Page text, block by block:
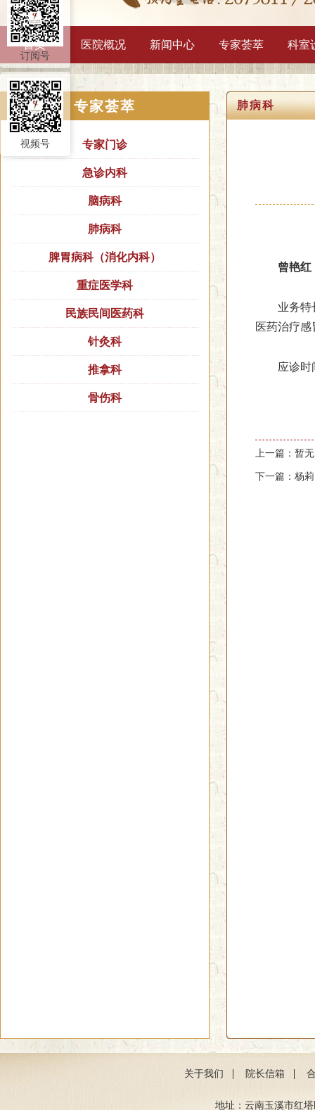
首页 医院概况 新闻中心 专家荟萃 科室
专家荟萃
专家门诊
急诊内科
脑病科
肺病科
脾胃病科（消化内科）
重症医学科
民族民间医药科
针灸科
推拿科
骨伤科
肺病科
曾艳红
业务特长
医药治疗
应诊时
上一篇：暂无
下一篇：杨莉
关于我们 | 院长信箱 |
地址：云南玉溪市红塔
订阅号
视频号